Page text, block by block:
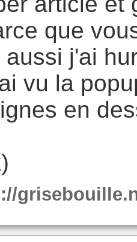
que
aussi j'ai
vu la
en
)